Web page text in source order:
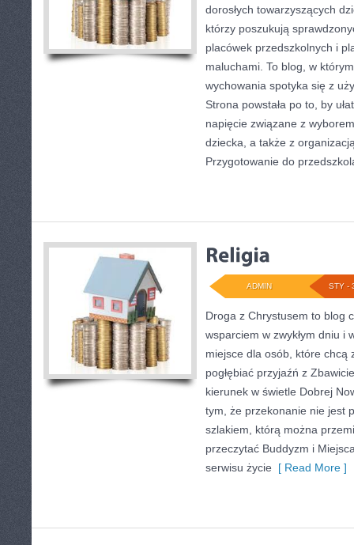
dorosłych towarzyszących
którzy poszukują
placówek przedszkolnych i
maluchami. To blog, w
wychowania spotyka się z
Strona powstała po to, by
napięcie związane z
dziecka, a także z
Przygotowanie do
STY -
ADMIN
Droga z Chrystusem to blog
wsparciem w zwykłym dniu i
miejsce dla osób, które chcą
pogłębiać przyjaźń z
kierunek w świetle Dobrej
tym, że przekonanie nie jest
szlakiem, którą można
przeczytać Buddyzm i
serwisu życie [ Read More ]